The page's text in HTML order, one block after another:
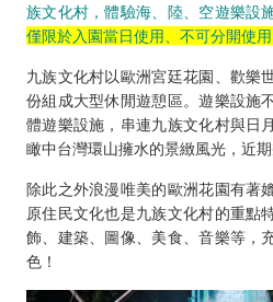
族文化村，體驗海、陸、空遊樂設
僅限於入園當日使用、不可分開使用
九族文化村以歐洲宮廷花園、歡樂
份組成大型休閒遊憩區。遊樂設施
體遊樂設施，串連九族文化村與日
瞰中台灣環山擁水的景緻風光，近期
除此之外浪漫唯美的歐洲花園有著
原住民文化也是九族文化村的重點
飾、建築、圖像、美食、音樂等，
色！